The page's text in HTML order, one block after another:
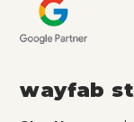
wayfab